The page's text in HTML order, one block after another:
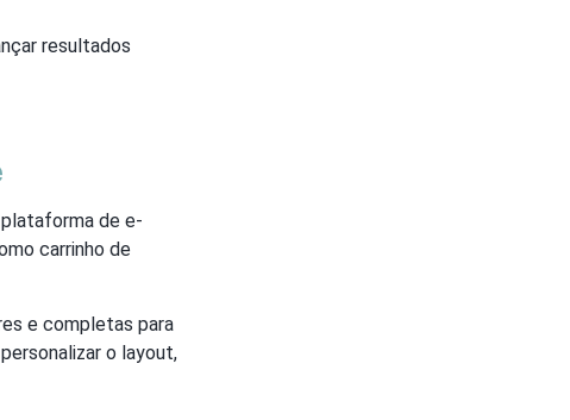
resultados
de e-
carrinho de
e completas para
o layout,